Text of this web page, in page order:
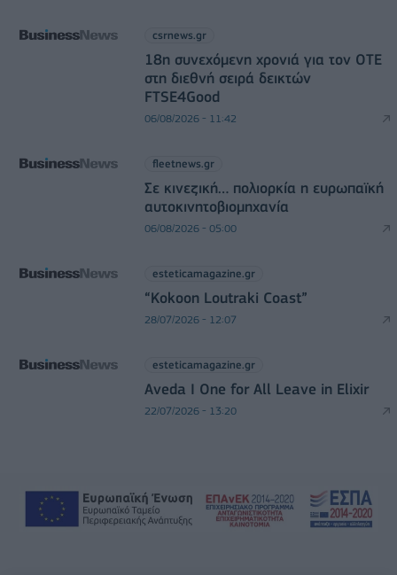
csrnews.gr
18η συνεχόμενη χρονιά για τον ΟΤΕ
στη διεθνή σειρά δεικτών
FTSE4Good
06/08/2026 - 11:42
fleetnews.gr
Σε κινεζική… πολιορκία η ευρωπαϊκή
αυτοκινητοβιομηχανία
06/08/2026 - 05:00
esteticamagazine.gr
“Kokoon Loutraki Coast”
28/07/2026 - 12:07
esteticamagazine.gr
Aveda I One for All Leave in Elixir
22/07/2026 - 13:20